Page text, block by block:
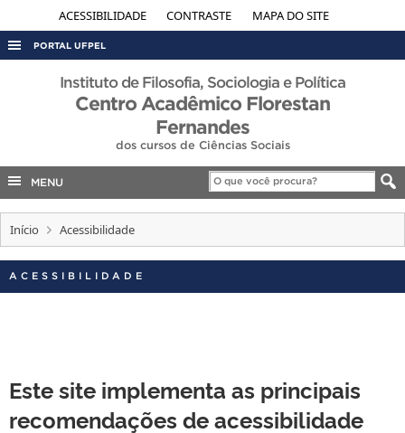
ACESSIBILIDADE CONTRASTE MAPA DO SITE
PORTAL UFPEL
ACESSO À INFORMAÇÃO
AUDITORIA
CONCURSOS
EDITAIS
INTERNACIONAL
OUVIDORIA
PORTARIAS
Instituto de Filosofia, Sociologia e Política
Centro Acadêmico Florestan
Fernandes
dos cursos de Ciências Sociais
MENU
Início Acessibilidade
ACESSIBILIDADE
Este site implementa as principais
recomendações de acessibilidade